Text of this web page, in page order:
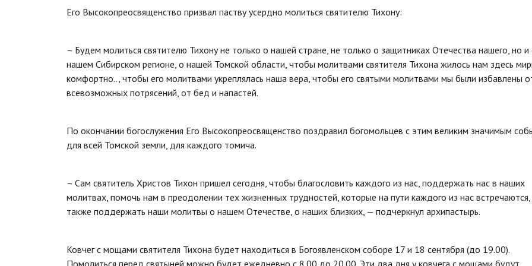
Его Высокопреосвященство призвал паству усердно молиться святителю Тихону:
– Будем молиться святителю Тихону не только о нашей стране, не только о защитниках Отечества нашего, но и
нашем Сибирском регионе, о нашей Томской области, чтобы молитвами святителя Тихона жилось нам здесь
комфортно.., чтобы его молитвами укреплялась наша вера, чтобы его святыми молитвами мы были избавлены
всевозможных потрясений, от бед и напастей.
По окончании богослужения Его Высокопреосвященство поздравил богомольцев с этим великим значимым
для всей Томской земли, для каждого томича.
– Сам святитель Христов Тихон пришел сегодня, чтобы благословить каждого из нас, поддержать нас в наших
молитвах, помочь нам в преодолении тех жизненных трудностей, которые на пути каждого из нас
также поддержать наши молитвы о нашем Отечестве, о наших близких, — подчеркнул архипастырь.
Ковчег с мощами святителя Тихона будет находиться в Богоявленском соборе 17 и 18 сентября (до 19.00).